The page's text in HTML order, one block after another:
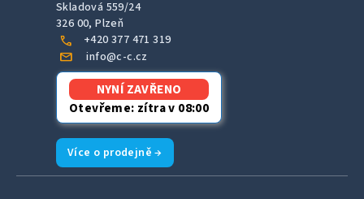
Skladová 559/24
326 00, Plzeň
call +420 377 471 319
mail info@c-c.cz
NYNÍ ZAVŘENO
Otevřeme: zítra v 08:00
Více o prodejně →